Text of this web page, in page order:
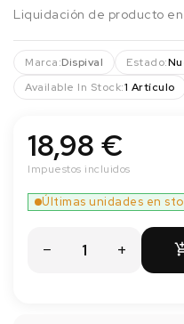
Liquidación de producto
Marca:Dispival Estado:
Available In Stock:1 Artículo
18,98 €
Impuestos incluidos
Últimas unidades en